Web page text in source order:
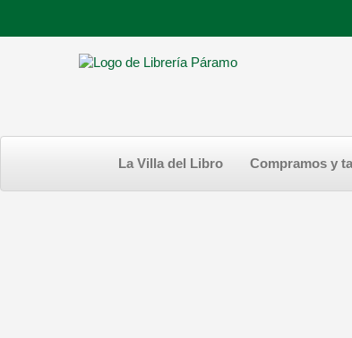
La Villa del Libro Compramos y